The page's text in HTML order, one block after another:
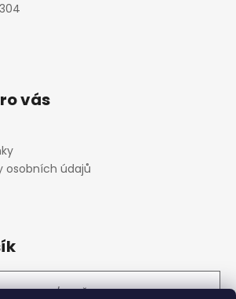
vás
osobních údajů
0KS /0 KČ